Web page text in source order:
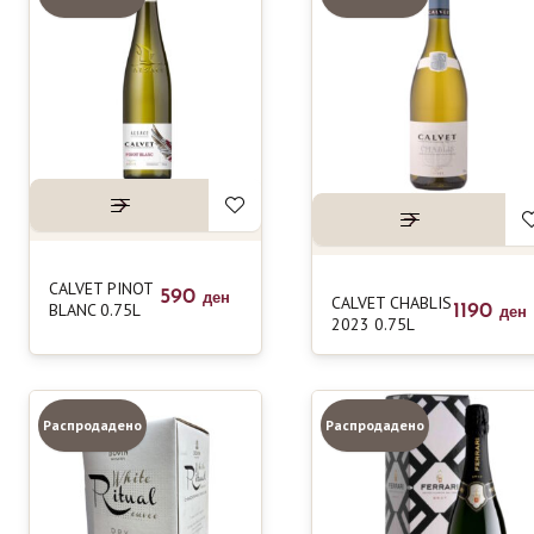
CALVET PINOT
BLANC 0.75L
590 ден
CALVET CHABLIS
2023 0.75L
1190 ден
Распродадено Распродадено